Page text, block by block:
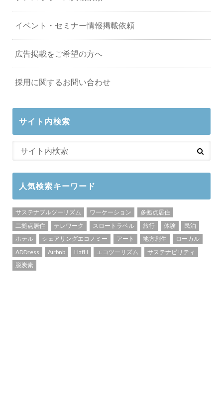
イベント・セミナー情報掲載依頼
広告掲載をご希望の方へ
採用に関するお問い合わせ
サイト内検索
人気検索キーワード
サステナブルツーリズム ワーケーション
多拠点居住
二拠点居住
テレワーク スロートラベル 旅行 体験
民泊
ホテル
シェアリングエコノミー アート 地方創生
ローカル
ADDress
Airbnb HafH エコツーリズム
サステナビリティ
脱炭素